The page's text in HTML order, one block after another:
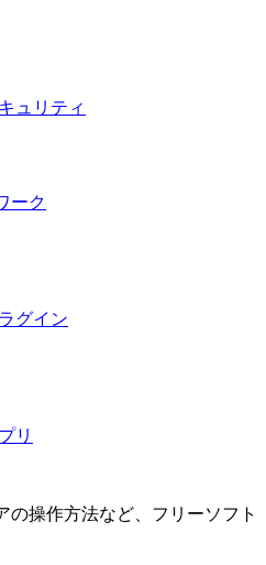
ュリティ
ーク
グイン
リ
操作方法など、 フリーソフト